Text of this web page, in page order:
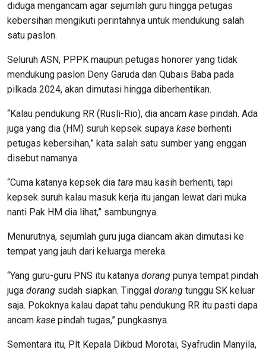
diduga mengancam agar sejumlah guru hingga petugas
kebersihan mengikuti perintahnya untuk mendukung salah
satu paslon.
Seluruh ASN, PPPK maupun petugas honorer yang tidak
mendukung paslon Deny Garuda dan Qubais Baba pada
pilkada 2024, akan dimutasi hingga diberhentikan.
“Kalau pendukung RR (Rusli-Rio), dia ancam kase pindah. Ada
juga yang dia (HM) suruh kepsek supaya kase berhenti
petugas kebersihan,” kata salah satu sumber yang enggan
disebut namanya.
“Cuma katanya kepsek dia tara mau kasih berhenti, tapi
kepsek suruh kalau masuk kerja itu jangan lewat dari muka
nanti Pak HM dia lihat,” sambungnya.
Menurutnya, sejumlah guru juga diancam akan dimutasi ke
tempat yang jauh dari keluarga mereka.
“Yang guru-guru PNS itu katanya dorang punya tempat pindah
juga dorang sudah siapkan. Tinggal dorang tunggu SK keluar
saja. Pokoknya kalau dapat tahu pendukung RR itu pasti dapa
ancam kase pindah tugas,” pungkasnya.
Sementara itu, Plt Kepala Dikbud Morotai, Syafrudin Manyila,